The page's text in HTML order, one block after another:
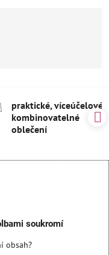
praktické, víceúčelové
kombinovatelné
oblečení
soukromí
obsah?